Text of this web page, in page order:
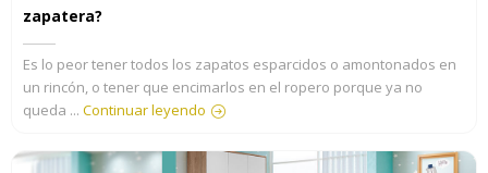
zapatera?
Es lo peor tener todos los zapatos esparcidos o amontonados en
un rincón, o tener que encimarlos en el ropero porque ya no
queda ... Continuar leyendo